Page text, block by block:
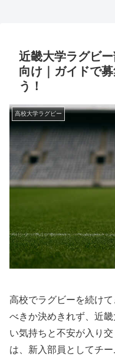
近畿大学ラグビ
向け｜ガイドで
う！
高校大学ラグビー
高校でラグビーを続け
べきか決めきれず、近
い気持ちと不安が入り
は、新入部員としてチ